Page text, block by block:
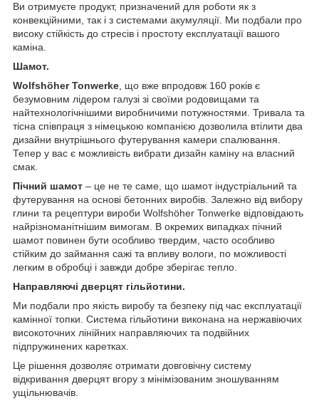
Ви отримуєте продукт, призначений для роботи як з
конвекційними, так і з системами акумуляції. Ми подбали про
високу стійкість до стресів і простоту експлуатації вашого
каміна.
Шамот.
Wolfshöher Tonwerke, що вже впродовж 160 років є
безумовним лідером галузі зі своїми родовищами та
найтехнологічнішими виробничими потужностями. Тривала та
тісна співпраця з німецькою компанією дозволила втілити два
дизайни внутрішнього футерування камери спалювання.
Тепер у вас є можливість вибрати дизайн каміну на власний
смак.
Пічний шамот – це не те саме, що шамот індустріальний та
футерування на основі бетонних виробів. Залежно від вибору
глини та рецептури вироби Wolfshöher Tonwerke відповідають
найрізноманітнішим вимогам. В окремих випадках пічний
шамот повинен бути особливо твердим, часто особливо
стійким до займання сажі та впливу вологи, по можливості
легким в обробці і завжди добре зберігає тепло.
Направляючі дверцят гільйотини.
Ми подбали про якість виробу та безпеку під час експлуатації
камінної топки. Система гільйотини виконана на нержавіючих
високоточних лінійних направляючих та подвійних
підпружинених каретках.
Це рішення дозволяє отримати довговічну систему
відкривання дверцят вгору з мінімізованим зношуванням
ущільнювачів.